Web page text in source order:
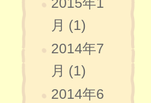
2015年1
月 (1)
2014年7
月 (1)
2014年6